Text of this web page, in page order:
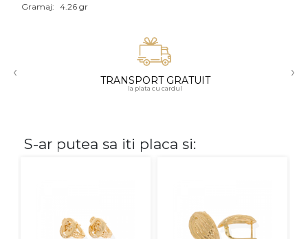
18K
Gramaj: 4.26 gr
‹ TRANSPORT GRATUIT
la plata cu cardul
›
S-ar putea sa iti placa si: